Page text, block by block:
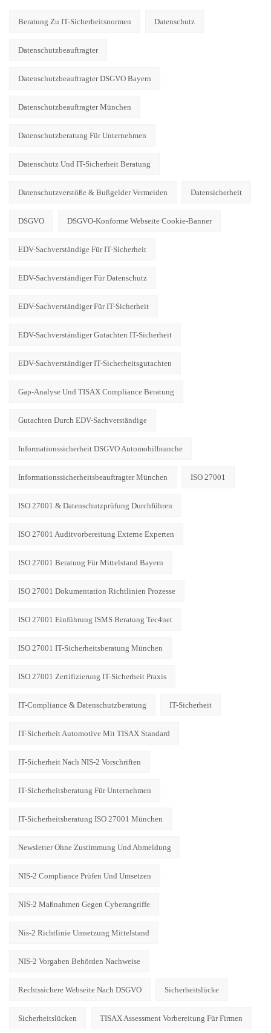
Beratung Zu IT-Sicherheitsnormen Datenschutz
Datenschutzbeauftragter
Datenschutzbeauftragter DSGVO Bayern
Datenschutzbeauftragter München
Datenschutzberatung Für Unternehmen
Datenschutz Und IT-Sicherheit Beratung
Datenschutzverstöße & Bußgelder Vermeiden Datensicherheit
DSGVO DSGVO-Konforme Webseite Cookie-Banner
EDV-Sachverständige Für IT-Sicherheit
EDV-Sachverständiger Für Datenschutz
EDV-Sachverständiger Für IT-Sicherheit
EDV-Sachverständiger Gutachten IT-Sicherheit
EDV-Sachverständiger IT-Sicherheitsgutachten
Gap-Analyse Und TISAX Compliance Beratung
Gutachten Durch EDV-Sachverständige
Informationssicherheit DSGVO Automobilbranche
Informationssicherheitsbeauftragter München ISO 27001
ISO 27001 & Datenschutzprüfung Durchführen
ISO 27001 Auditvorbereitung Externe Experten
ISO 27001 Beratung Für Mittelstand Bayern
ISO 27001 Dokumentation Richtlinien Prozesse
ISO 27001 Einführung ISMS Beratung Tec4net
ISO 27001 IT-Sicherheitsberatung München
ISO 27001 Zertifizierung IT-Sicherheit Praxis
IT-Compliance & Datenschutzberatung IT-Sicherheit
IT-Sicherheit Automotive Mit TISAX Standard
IT-Sicherheit Nach NIS-2 Vorschriften
IT-Sicherheitsberatung Für Unternehmen
IT-Sicherheitsberatung ISO 27001 München
Newsletter Ohne Zustimmung Und Abmeldung
NIS-2 Compliance Prüfen Und Umsetzen
NIS-2 Maßnahmen Gegen Cyberangriffe
Nis-2 Richtlinie Umsetzung Mittelstand
NIS-2 Vorgaben Behörden Nachweise
Rechtssichere Webseite Nach DSGVO Sicherheitslücke
Sicherheitslücken TISAX Assessment Vorbereitung Für Firmen